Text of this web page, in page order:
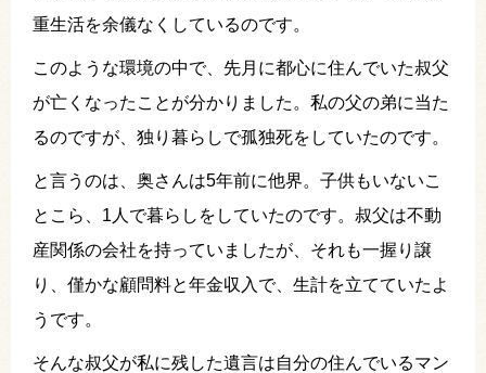
重生活を余儀なくしているのです。
このような環境の中で、先月に都心に住んでいた叔父
が亡くなったことが分かりました。私の父の弟に当た
るのですが、独り暮らしで孤独死をしていたのです。
と言うのは、奥さんは5年前に他界。子供もいないこ
とこら、1人で暮らしをしていたのです。叔父は不動
産関係の会社を持っていましたが、それも一握り譲
り、僅かな顧問料と年金収入で、生計を立てていたよ
うです。
そんな叔父が私に残した遺言は自分の住んでいるマン